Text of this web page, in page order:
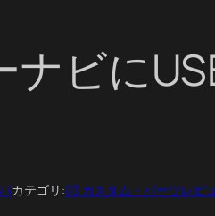
ナビに
カテゴリ:03 カスタム・パーツレビ